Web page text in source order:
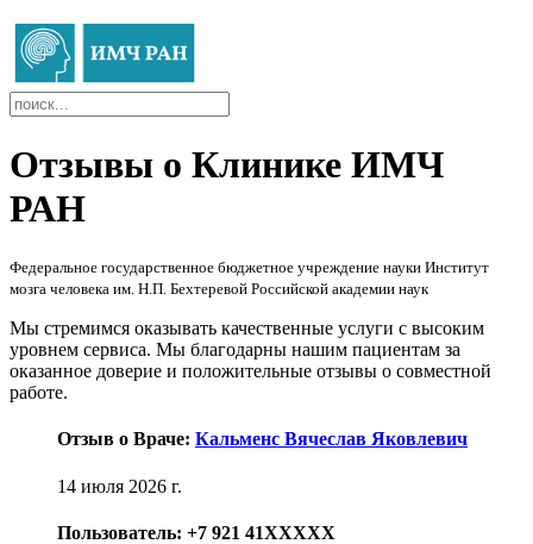
Отзывы о Клинике ИМЧ
РАН
Федеральное государственное бюджетное учреждение науки Институт
мозга человека им. Н.П. Бехтеревой Российской академии наук
Мы стремимся оказывать качественные услуги с высоким
уровнем сервиса. Мы благодарны нашим пациентам за
оказанное доверие и положительные отзывы о совместной
работе.
Отзыв о Враче: Кальменс Вячеслав Яковлевич
14 июля 2026 г.
Пользователь: +7 921 41XXXXX